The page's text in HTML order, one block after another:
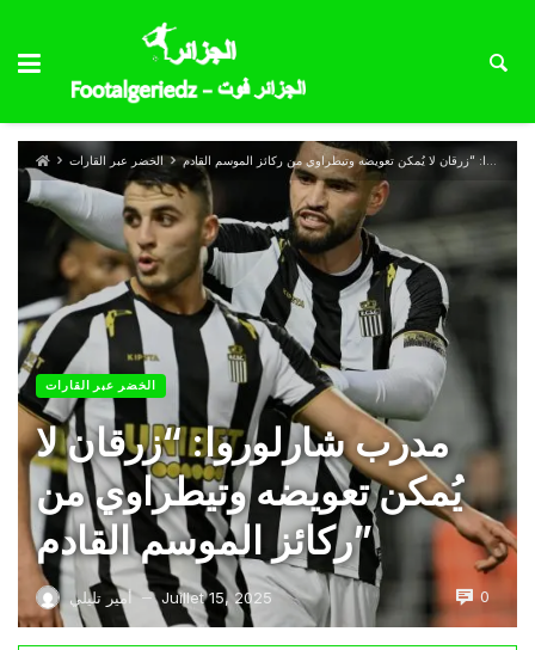
الخضر عبر القارات
الخضر عبر القارات
مدرب شارلوروا: “زرقان لا
يُمكن تعويضه وتيطراوي من
ركائز الموسم القادم”
أمير تليلي — Juillet 15, 2025 0